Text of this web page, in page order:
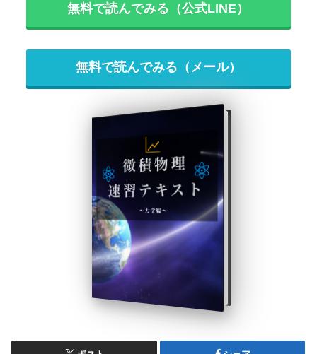
無料で読んでみる（公式LINE）
無料で読んでみる（メール）